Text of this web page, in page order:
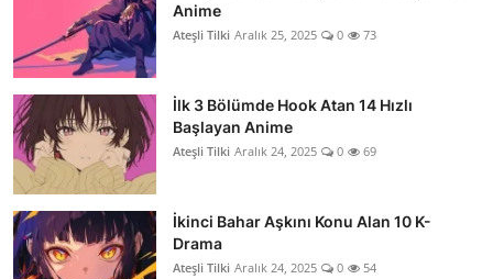
Anime
Ateşli Tilki Aralık 25, 2025 0 73
İlk 3 Bölümde Hook Atan 14 Hızlı
Başlayan Anime
Ateşli Tilki Aralık 24, 2025 0 69
İkinci Bahar Aşkını Konu Alan 10 K-
Drama
Ateşli Tilki Aralık 24, 2025 0 54